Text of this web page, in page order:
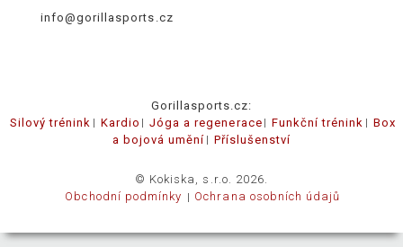
info@gorillasports.cz
Gorillasports.cz:
Silový trénink
Kardio Jóga a regenerace Funkční trénink
Box
a bojová umění
Příslušenství
© Kokiska, s.r.o. 2026.
Obchodní podmínky
Ochrana osobních údajů